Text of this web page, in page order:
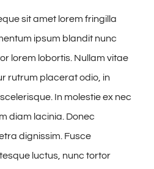
sit amet lorem fringilla
ipsum blandit nunc
lorem lobortis. Nullam vitae
rutrum placerat odio, in
In molestie ex nec
diam lacinia. Donec
dignissim. Fusce
luctus, nunc tortor